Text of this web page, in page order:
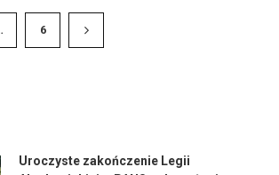
6
Uroczyste zakończenie Legii